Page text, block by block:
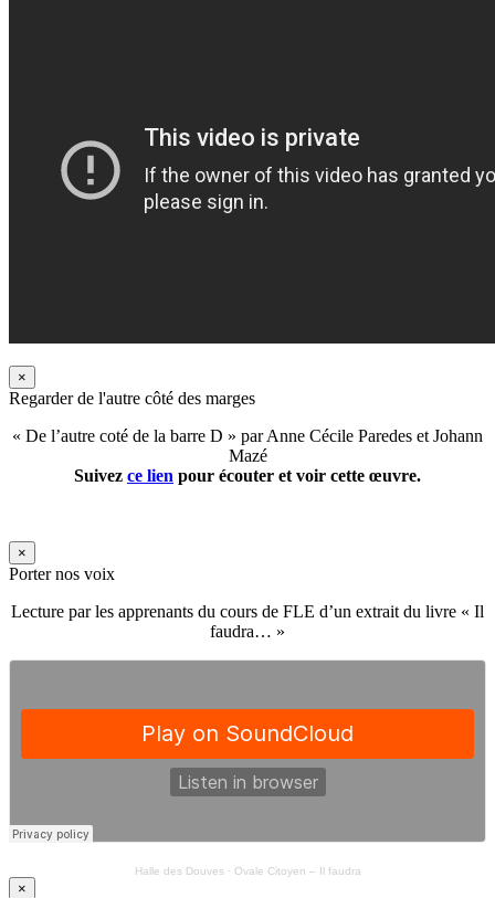
×
Regarder de l'autre côté des marges
« De l’autre coté de la barre D » par Anne Cécile Paredes et Johann
Mazé
Suivez ce lien pour écouter et voir cette œuvre.
×
Porter nos voix
Lecture par les apprenants du cours de FLE d’un extrait du livre « Il
faudra… »
Halle des Douves· Ovale Citoyen – Il faudra
×